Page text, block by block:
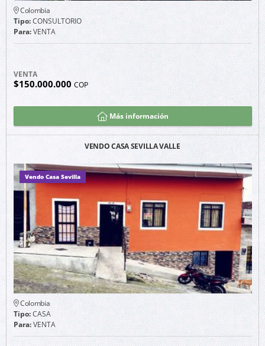
Colombia
Tipo:CONSULTORIO
Para:VENTA
VENTA
$150.000.000 COP
Más información
VENDO CASA SEVILLA VALLE
Vendo Casa Sevilla
Colombia
Tipo:CASA
Para:VENTA